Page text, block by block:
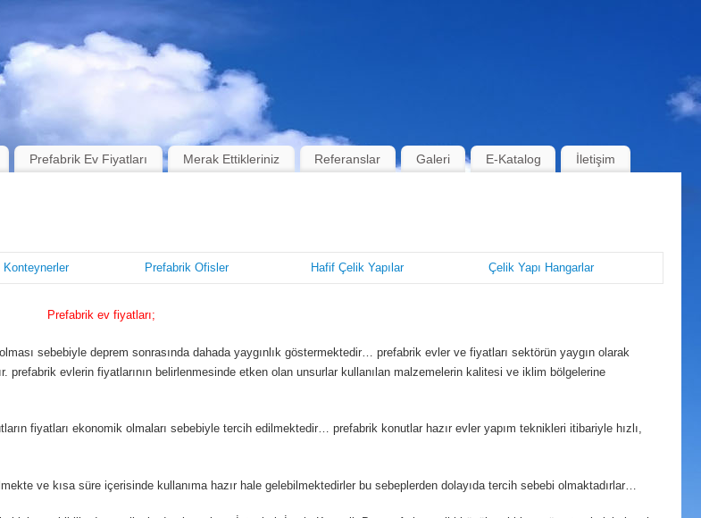
Prefabrik Ev Fiyatları Merak Ettikleriniz Referanslar Galeri E-Katalog İletişim
Konteynerler Prefabrik Ofisler Hafif Çelik Yapılar Çelik Yapı Hangarlar
Prefabrik ev fiyatları;
sebebiyle deprem sonrasında dahada yaygınlık göstermektedir… prefabrik evler ve fiyatları sektörün yaygın olarak
evlerin fiyatlarının belirlenmesinde etken olan unsurlar kullanılan malzemelerin kalitesi ve iklim bölgelerine
fiyatları ekonomik olmaları sebebiyle tercih edilmektedir… prefabrik konutlar hazır evler yapım teknikleri itibariyle hızlı,
ve kısa süre içerisinde kullanıma hazır hale gelebilmektedirler bu sebeplerden dolayıda tercih sebebi olmaktadırlar…